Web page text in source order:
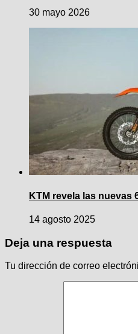
30 mayo 2026
KTM revela las nuevas
14 agosto 2025
Deja una respuesta
Tu dirección de correo